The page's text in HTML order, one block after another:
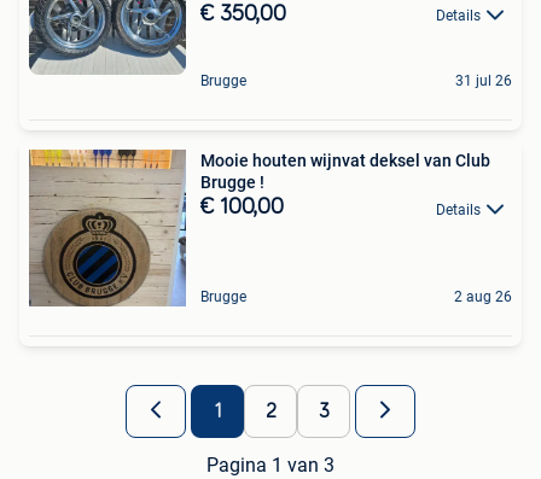
€ 350,00 Details
Brugge 31 jul 26
Mooie houten wijnvat deksel van Club
Brugge !
€ 100,00 Details
Brugge 2 aug 26
1 2 3
Pagina 1 van 3